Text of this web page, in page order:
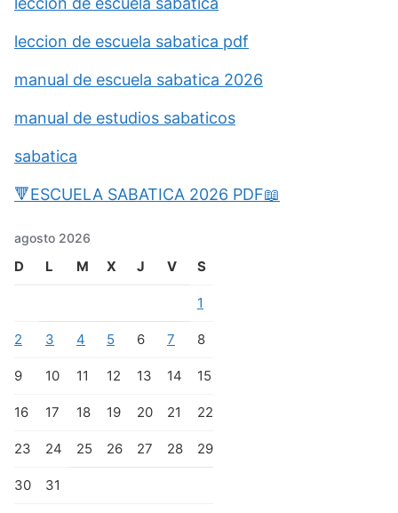
leccion de escuela sabatica pdf
manual de escuela sabatica 2026
manual de estudios sabaticos
sabatica
🔻ESCUELA SABATICA 2026 PDF📖
agosto 2026
D L M X J V S
1
2 3 4 5 6 7 8
9 10 11 12 13 14 15
16 17 18 19 20 21 22
23 24 25 26 27 28 29
30 31